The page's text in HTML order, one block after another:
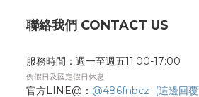
聯絡我們 CONTACT US
服務時間：週一至週五11:00-17:00
例假日及國定假日休息
官方LINE@： @486fnbcz (這邊回覆